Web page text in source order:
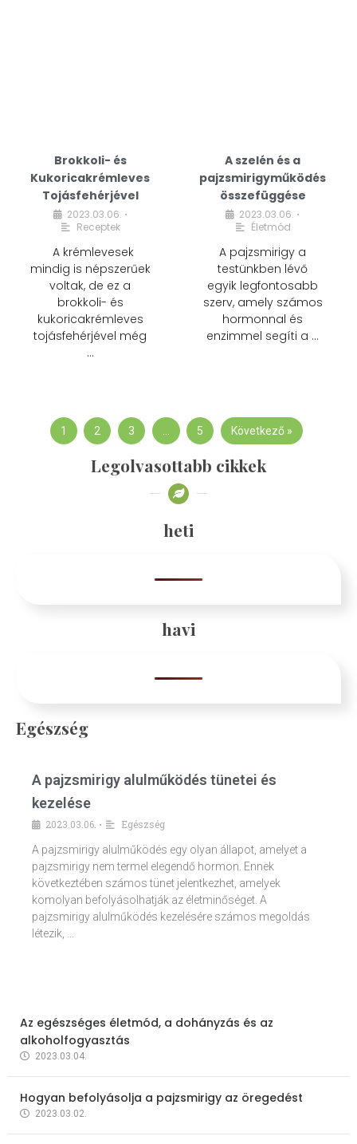
Brokkoli- és
Kukoricakrémleves
Tojásfehérjével
2023.03.06. •
Receptek
A krémlevesek
mindig is népszerűek
voltak, de ez a
brokkoli- és
kukoricakrémleves
tojásfehérjével még
…
A szelén és a
pajzsmirigyműködés
összefüggése
2023.03.06. •
Életmód
A pajzsmirigy a
testünkben lévő
egyik legfontosabb
szerv, amely számos
hormonnal és
enzimmel segíti a …
1 2 3 … 5 Következő »
Legolvasottabb cikkek
heti
havi
Egészség
A pajzsmirigy alulműködés tünetei és
kezelése
2023.03.06. •
Egészség
A pajzsmirigy alulműködés egy olyan állapot, amelyet a
pajzsmirigy nem termel elegendő hormon. Ennek
következtében számos tünet jelentkezhet, amelyek
komolyan befolyásolhatják az életminőséget. A
pajzsmirigy alulműködés kezelésére számos megoldás
létezik, …
Az egészséges életmód, a dohányzás és az
alkoholfogyasztás
2023.03.04.
Hogyan befolyásolja a pajzsmirigy az öregedést
2023.03.02.